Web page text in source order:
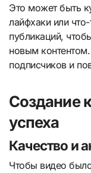
Это может быть
лайфхаки или
публикаций,
новым
подписчиков и
Создание
успеха
Качество и
Чтобы видео